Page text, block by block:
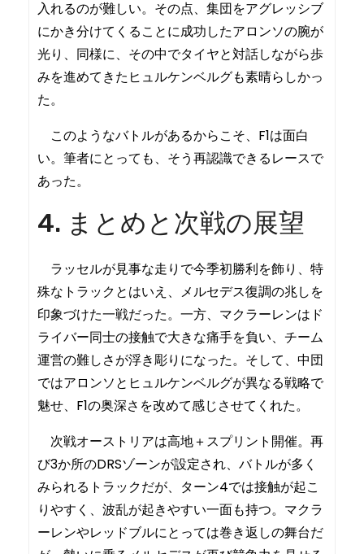
入れるのが難しい。その点、集団をアグレッシブ
にかき分けてくることに成功したアロンソの腕が
光り、同様に、その中でタイヤと対話しながら歩
みを進めてきたヒュルケンベルグも素晴らしかっ
た。
このようなバトルがあるからこそ、F1は面白
い。筆者にとっても、そう再認識できるレースで
あった。
4. まとめと次戦の展望
ラッセルが見事な走りで今季初勝利を飾り、特
殊なトラックとはいえ、メルセデス復調の兆しを
印象づけた一戦だった。一方、マクラーレンはド
ライバー同士の接触で大きな痛手を負い、チーム
運営の難しさが浮き彫りになった。そして、中団
ではアロンソとヒュルケンベルグが異なる戦略で
魅せ、F1の奥深さを改めて感じさせてくれた。
次戦オーストリアは高地＋スプリント開催。再
び3か所のDRSゾーンが設定され、バトルが多く
みられるトラックだが、ターン4では接触が起こ
りやすく、波乱が起きやすい一面も持つ。マクラ
ーレンやレッドブルにとっては巻き返しの舞台だ